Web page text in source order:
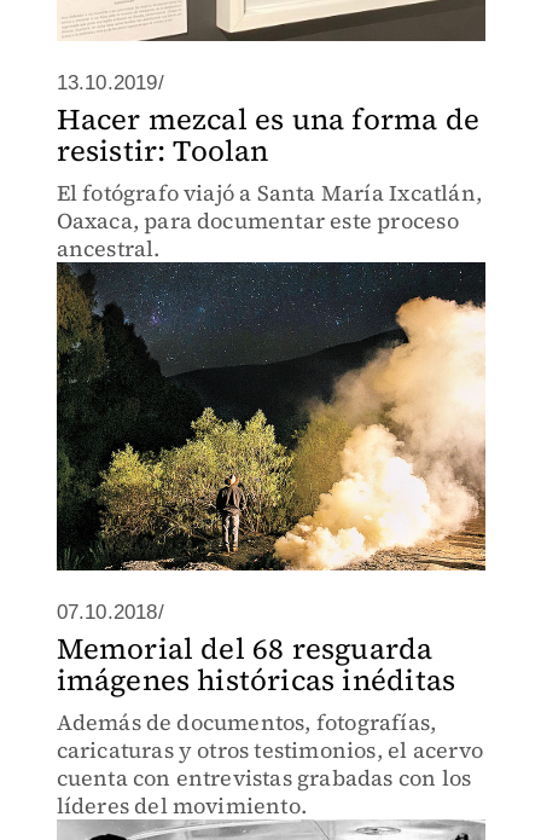
13.10.2019/
Hacer mezcal es una forma de
resistir: Toolan
El fotógrafo viajó a Santa María Ixcatlán,
Oaxaca, para documentar este proceso
ancestral.
07.10.2018/
Memorial del 68 resguarda
imágenes históricas inéditas
Además de documentos, fotografías,
caricaturas y otros testimonios, el acervo
cuenta con entrevistas grabadas con los
líderes del movimiento.